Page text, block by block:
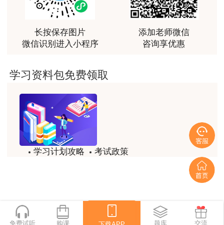
用户m2****66
越听越觉得好
用户m2****66
非常非常非常非常棒！！!！
用户m2****66
非常非常非常非常棒！！!！
用户xi****mo
土建计量这门课我听了门金瑞和孙琦两位老师的课
试，非常感谢两位老师的课程。
用户xi****mo
长按保存图片
微信识别进入小程序
添加老师微信
咨询享优惠
学习资料包免费领取
学习计划攻略
考试政策
免费试听 购课 下载APP 题库 交流